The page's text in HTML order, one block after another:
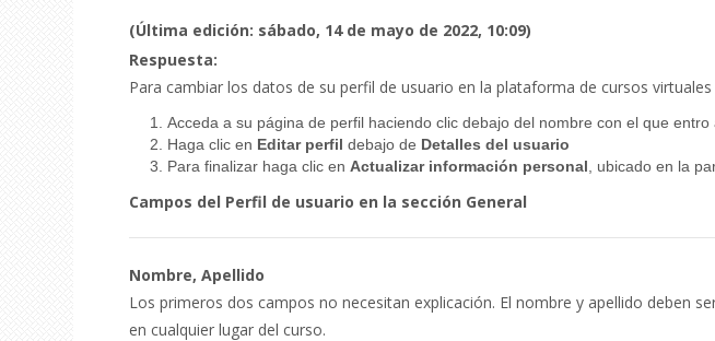
(Última edición: sábado, 14 de mayo de 2022, 10:09)
Respuesta:
Para cambiar los datos de su perfil de usuario en la plataforma de cursos
Acceda a su página de perfil haciendo clic debajo del nombre con el que
Haga clic en Editar perfil debajo de Detalles del usuario
Para finalizar haga clic en Actualizar información personal , ubicado en la
Campos del Perfil de usuario en la sección General
Nombre, Apellido
Los primeros dos campos no necesitan explicación. El nombre y apellido deben
en cualquier lugar del curso.